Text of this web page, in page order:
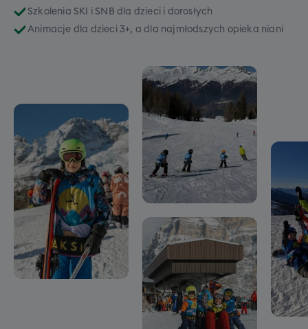
Szkolenia SKI i SNB dla dzieci i dorosłych
Animacje dla dzieci 3+, a dla najmłodszych opieka niani